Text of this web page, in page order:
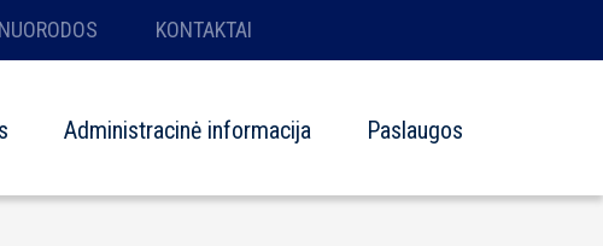
NUORODOS KONTAKTAI
Administracinė informacija Paslaugos